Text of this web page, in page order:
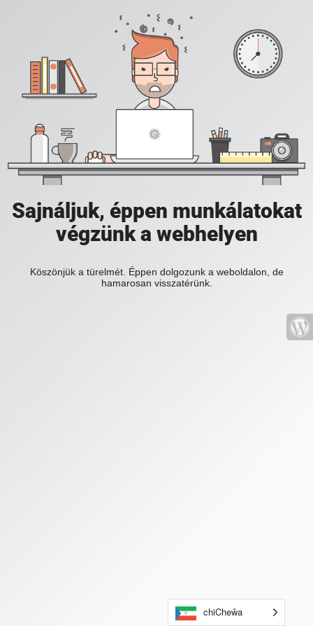
Sajnáljuk, éppen munkálatokat
végzünk a webhelyen
Köszönjük a türelmét. Éppen dolgozunk a weboldalon, de
hamarosan visszatérünk.
chiCheŵa